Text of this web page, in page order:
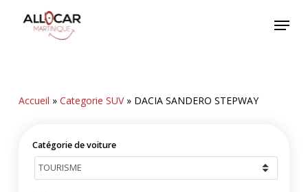
Menu
Accueil » Categorie SUV» DACIA SANDERO STEPWAY
Catégorie de voiture